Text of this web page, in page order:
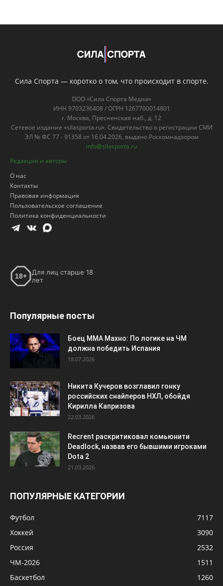
Сила Спорта — коротко о том, что происходит в спорте.
ООО «Сила Спорта Медиа»
ИНН 9703236408 / ОГРН 1267700014801
г. Москва, Пресненская наб., д. 12
Сетевое издание «silasporta.ru». Свидетельство о регистрации СМИ
ЭЛ № ФС 77 - 91358 от 16.04.2026, выдано Роскомнадзором
info@silasporta.ru
Редакция и авторы
О нас
Контакты
Правовая информация
Пользовательское соглашение
Политика конфиденциальности
18+
Для лиц старше 18
лет
Популярные посты
Боец ММА Махно: По логике на ЧМ
должна победить Испания
18.07.2026
Никита Кучеров возглавил гонку
российских снайперов НХЛ, обойдя
Кирилла Капризова
22.03.2026
Recrent раскритиковал комьюнити
Deadlock, назвав его бывшими игроками
Dota 2
21.03.2026
ПОПУЛЯРНЫЕ КАТЕГОРИИ
Футбол
7117
Хоккей
3090
Россия
2532
ЧМ-2026
1511
Баскетбол
1260